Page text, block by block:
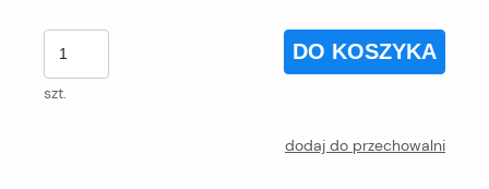
szt.
DO KOSZYKA
dodaj do przechowalni